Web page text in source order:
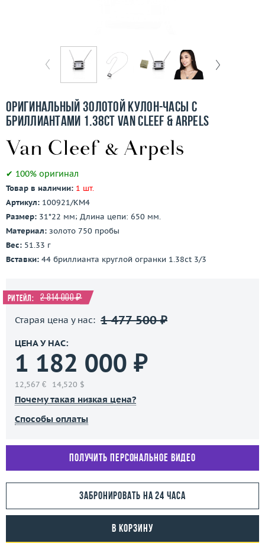
О компании
Контакты
3D-тур по шоуруму
Оригинальный золотой кулон-часы с
бриллиантами 1.38ct Van Cleef & Arpels
✔ 100% оригинал
Товар в наличии: 1 шт.
Артикул: 100921/КМ4
Размер: 31*22 мм; Длина цепи: 650 мм.
Материал: золото 750 пробы
Вес: 51.33 г
Вставки: 44 бриллианта круглой огранки 1.38ct 3/3
Ритейл: 2 814 000 ₽
Старая цена у нас: 1 477 500 ₽
ЦЕНА У НАС:
1 182 000 ₽
12,567 € 14,520 $
Почему такая низкая цена?
Способы оплаты
Получить персональное видео
Забронировать на 24 часа
В корзину